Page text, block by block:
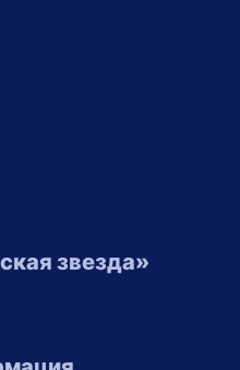
звезда»